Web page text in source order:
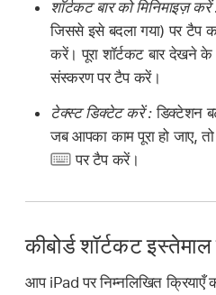
शॉर्टकट बार को मिनिमाइज़ करें
जिससे इसे बदला गया) पर टैप
करें। पूरा शॉर्टकट बार देखने के
संस्करण पर टैप करें।
टेक्स्ट डिक्टेट करें :डिक्टेशन
जब आपका काम पूरा हो जाए,
पर टैप करें।
कीबोर्ड शॉर्टकट
आप iPad पर निम्नलिखित